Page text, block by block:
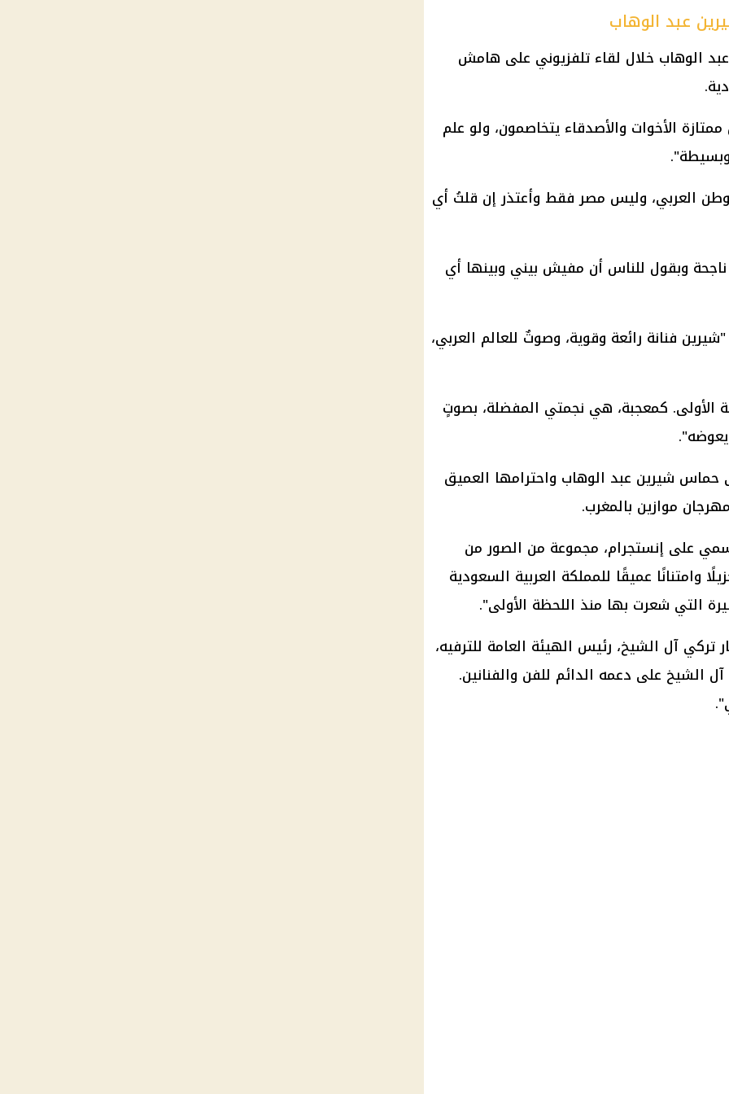
عبد الوهاب
الوهاب خلال لقاء تلفزيوني على هامش
الأخوات والأصدقاء يتخاصمون، ولو علم
العربي، وليس مصر فقط وأعتذر إن قلتُ أي
وبقول للناس أن مفيش بيني وبينها أي
فنانة رائعة وقوية، وصوتٌ للعالم العربي،
الأولى. كمعجبة، هي نجمتي المفضلة، بصوتٍ
حماس شيرين عبد الوهاب واحترامها العميق
موازين بالمغرب.
على إنستجرام، مجموعة من الصور من
وامتنانًا عميقًا للمملكة العربية السعودية
التي شعرت بها منذ اللحظة الأولى".
آل الشيخ، رئيس الهيئة العامة للترفيه،
الشيخ على دعمه الدائم للفن والفنانين.